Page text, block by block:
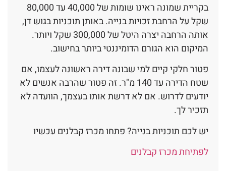
בקריית שמונה ראינו שומות של 40,000 עד 80,000
שקל על הרחבת זכויות בנייה. באותן תוכניות בגוש דן,
אותה הרחבה יצרה היטל של 300,000 שקל ויותר.
המיקום הוא הגורם הדומיננטי ביותר בחישוב.
פטור חלקי קיים למי שבונה דירה ראשונה לעצמו, אם
שטח הדירה עד 140 מ"ר. זה פטור שהרבה אנשים לא
יודעים לדרוש. אם לא דרשת אותו בעצמך, הוועדה לא
תזכיר לך.
יש לכם תוכניות בנייה? פתחו מכרז קבלנים עכשיו
לפתיחת מכרז קבלנים